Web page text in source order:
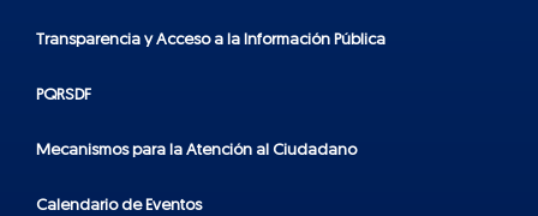
Transparencia y Acceso a la Información Pública
PQRSDF
Mecanismos para la Atención al Ciudadano
Calendario de Eventos